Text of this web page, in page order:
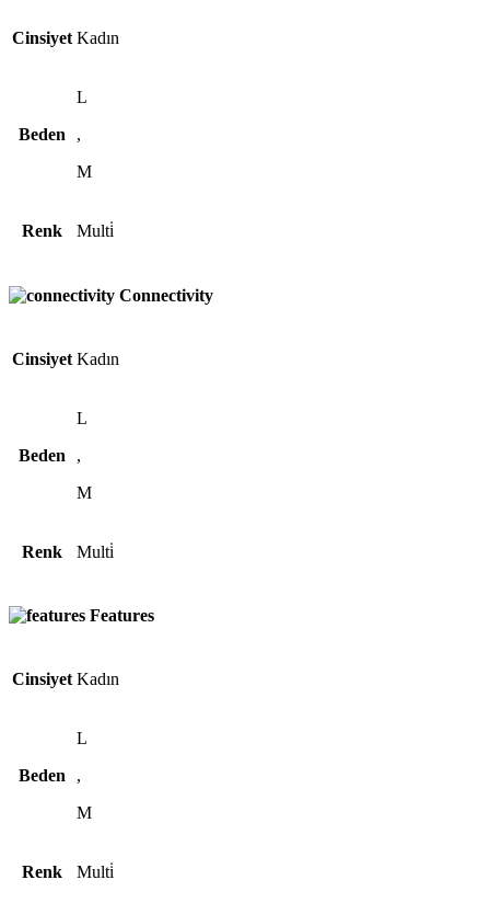
Cinsiyet Kadın
Beden
L
,
M
Renk Multi̇
Connectivity
Cinsiyet Kadın
Beden
L
,
M
Renk Multi̇
Features
Cinsiyet Kadın
Beden
L
,
M
Renk Multi̇